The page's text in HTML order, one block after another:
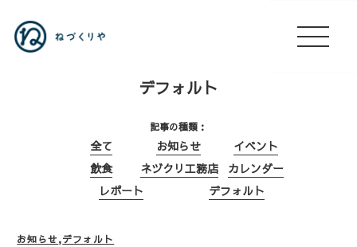
デフォルト
記事の種類
全て お知らせ
イベント
飲食
ネヅクリ工務店
カレンダー
レポート
デフォルト
お知らせ デフォルト